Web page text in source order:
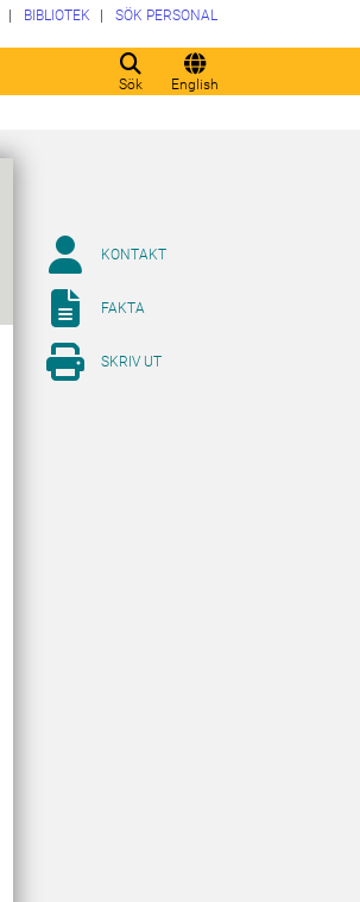
Sök English
BIBLIOTEK SÖK PERSONAL
KONTAKT
FAKTA
SKRIV UT